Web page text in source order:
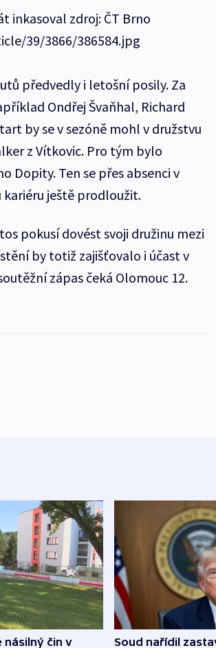
inkasoval zdroj: ČT Brno
39/3866/386584.jpg
předvedly i letošní posily. Za
Ondřej Švaňhal, Richard
by se v sezóně mohl v družstvu
z Vítkovic. Pro tým bylo
Dopity. Ten se přes absenci v
ještě prodloužit.
pokusí dovést svoji družinu mezi
by totiž zajišťovalo i účast v
zápas čeká Olomouc 12.
násilný čin v Soud nařídil